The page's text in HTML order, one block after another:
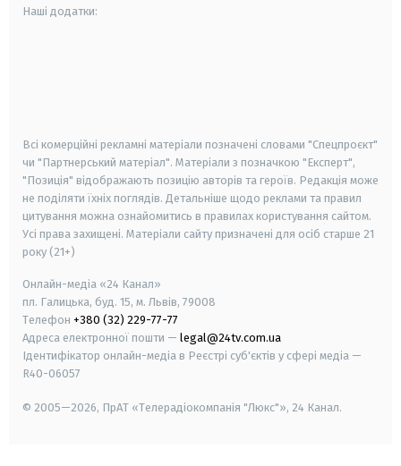
Наші додатки:
Всі комерційні рекламні матеріали позначені словами "Спецпроєкт"
чи "Партнерський матеріал". Матеріали з позначкою "Експерт",
"Позиція" відображають позицію авторів та героїв. Редакція може
не поділяти їхніх поглядів. Детальніше щодо реклами та правил
цитування можна ознайомитись в правилах користування сайтом.
Усі права захищені. Матеріали сайту призначені для осіб старше 21
року (21+)
Онлайн-медіа «24 Канал»
пл. Галицька, буд. 15, м. Львів, 79008
Телефон +380 (32) 229-77-77
Адреса електронної пошти — legal@24tv.com.ua
Ідентифікатор онлайн-медіа в Реєстрі суб'єктів у сфері медіа —
R40-06057
© 2005—2026, ПрАТ «Телерадіокомпанія "Люкс"», 24 Канал.